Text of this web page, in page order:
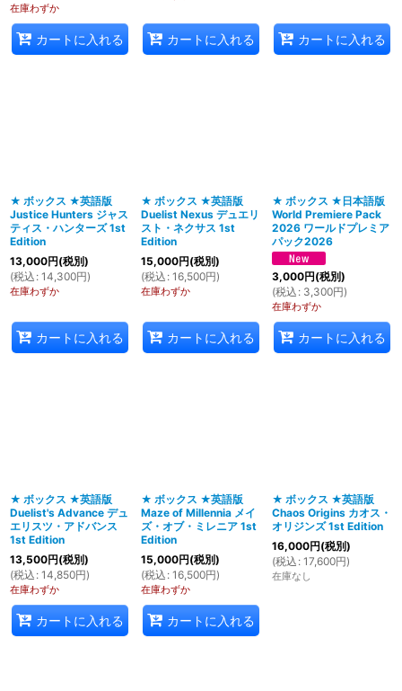
在庫わずか
カートに入れる カートに入れる カートに入れる
★ ボックス ★英語版
Justice Hunters ジャス
ティス・ハンターズ 1st
Edition
13,000円(税別)
(税込 : 14,300円)
在庫わずか
カートに入れる
★ ボックス ★英語版
Duelist Nexus デュエリ
スト・ネクサス 1st
Edition
15,000円(税別)
(税込 : 16,500円)
在庫わずか
カートに入れる
★ ボックス ★日本語版
World Premiere Pack
2026 ワールドプレミア
パック2026
3,000円(税別)
(税込 : 3,300円)
在庫わずか
カートに入れる
★ ボックス ★英語版
Duelist's Advance デュ
エリスツ・アドバンス
1st Edition
13,500円(税別)
(税込 : 14,850円)
在庫わずか
カートに入れる
★ ボックス ★英語版
Maze of Millennia メイ
ズ・オブ・ミレニア 1st
Edition
15,000円(税別)
(税込 : 16,500円)
在庫わずか
カートに入れる
★ ボックス ★英語版
Chaos Origins カオス・
オリジンズ 1st Edition
16,000円(税別)
(税込 : 17,600円)
在庫なし